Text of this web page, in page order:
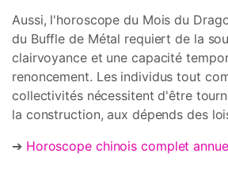
Aussi, l'horoscope du Mois du
du Buffle de Métal requiert de la
clairvoyance et une capacité
renoncement. Les individus tout
collectivités nécessitent d'être
la construction, aux dépends des
➔ Horoscope chinois complet